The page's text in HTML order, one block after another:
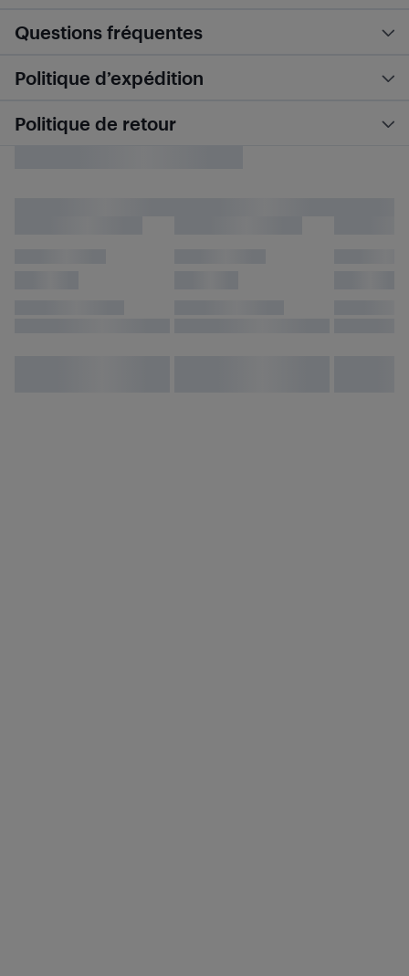
Questions fréquentes
Politique d’expédition
Politique de retour